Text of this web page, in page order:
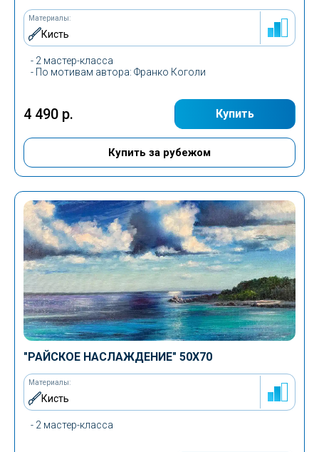
- 2 мастер-класса
- По мотивам автора: Франко Коголи
Материалы:
Кисть
Купить
4 490 р.
Купить за рубежом
"РАЙСКОЕ НАСЛАЖДЕНИЕ" 50Х70
- 2 мастер-класса
Материалы:
Кисть